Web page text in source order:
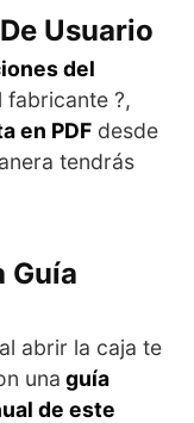
Usuario
del
?,
en PDF desde
tendrás
Guía
abrir la caja te
una guía
de este